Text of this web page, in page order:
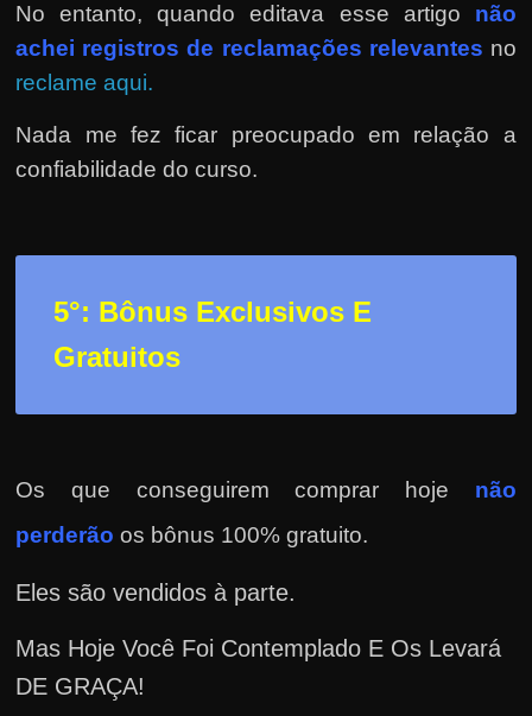
No entanto, quando editava esse artigo não
achei registros de reclamações relevantes no
reclame aqui.
Nada me fez ficar preocupado em relação a
confiabilidade do curso.
5°: Bônus Exclusivos E
Gratuitos
Os que conseguirem comprar hoje não
perderão os bônus 100% gratuito.
Eles são vendidos à parte.
Mas Hoje Você Foi Contemplado E Os Levará
DE GRAÇA!